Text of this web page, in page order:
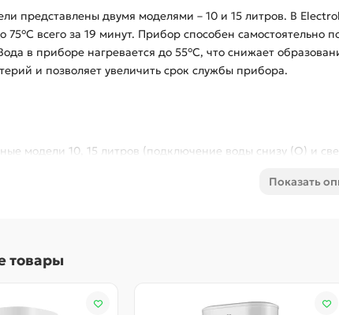
представлены двумя моделями – 10 и 15 литров. В
75°C всего за 19 минут. Прибор способен самостоятельно
в приборе нагревается до 55°C, что снижает
и позволяет увеличить срок службы прибора.
модели 10, 15 литров (подключение воды снизу (О) и
от коррозии Protect Тank: мелкодисперсное
Показать
товары